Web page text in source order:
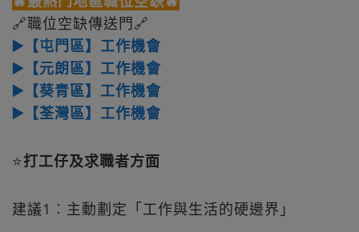
🔗職位空缺傳送門🔗
▶️【屯門區】工作機會
▶️【元朗區】工作機會
▶️【葵青區】工作機會
▶️【荃灣區】工作機會
⭐打工仔及求職者方面
建議1︰主動劃定「工作與生活的硬邊界」